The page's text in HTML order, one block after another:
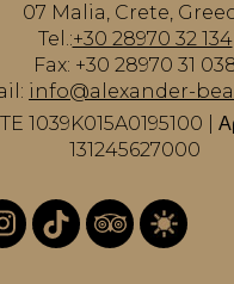
07 Malia, Crete,
Tel.:+30 28970 32 134
Fax: +30 28970 31
info@alexander-
1039K015A0195100 |
131245627000